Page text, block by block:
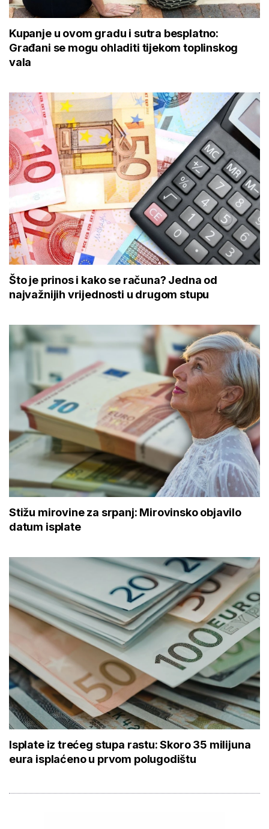
Kupanje u ovom gradu i sutra besplatno:
Građani se mogu ohladiti tijekom toplinskog
vala
Što je prinos i kako se računa? Jedna od
najvažnijih vrijednosti u drugom stupu
Stižu mirovine za srpanj: Mirovinsko objavilo
datum isplate
Isplate iz trećeg stupa rastu: Skoro 35 milijuna
eura isplaćeno u prvom polugodištu